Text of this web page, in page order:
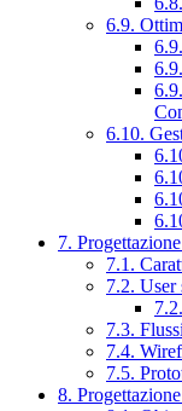
6.9.
6.10.
7.
7.1.
7.2. User
7.3.
7.4.
7.5.
8.